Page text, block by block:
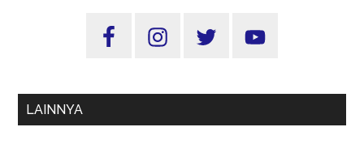
PWI
Sidebar
LAINNYA